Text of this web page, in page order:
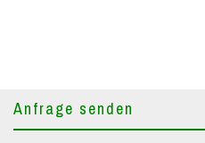
Anfrage senden